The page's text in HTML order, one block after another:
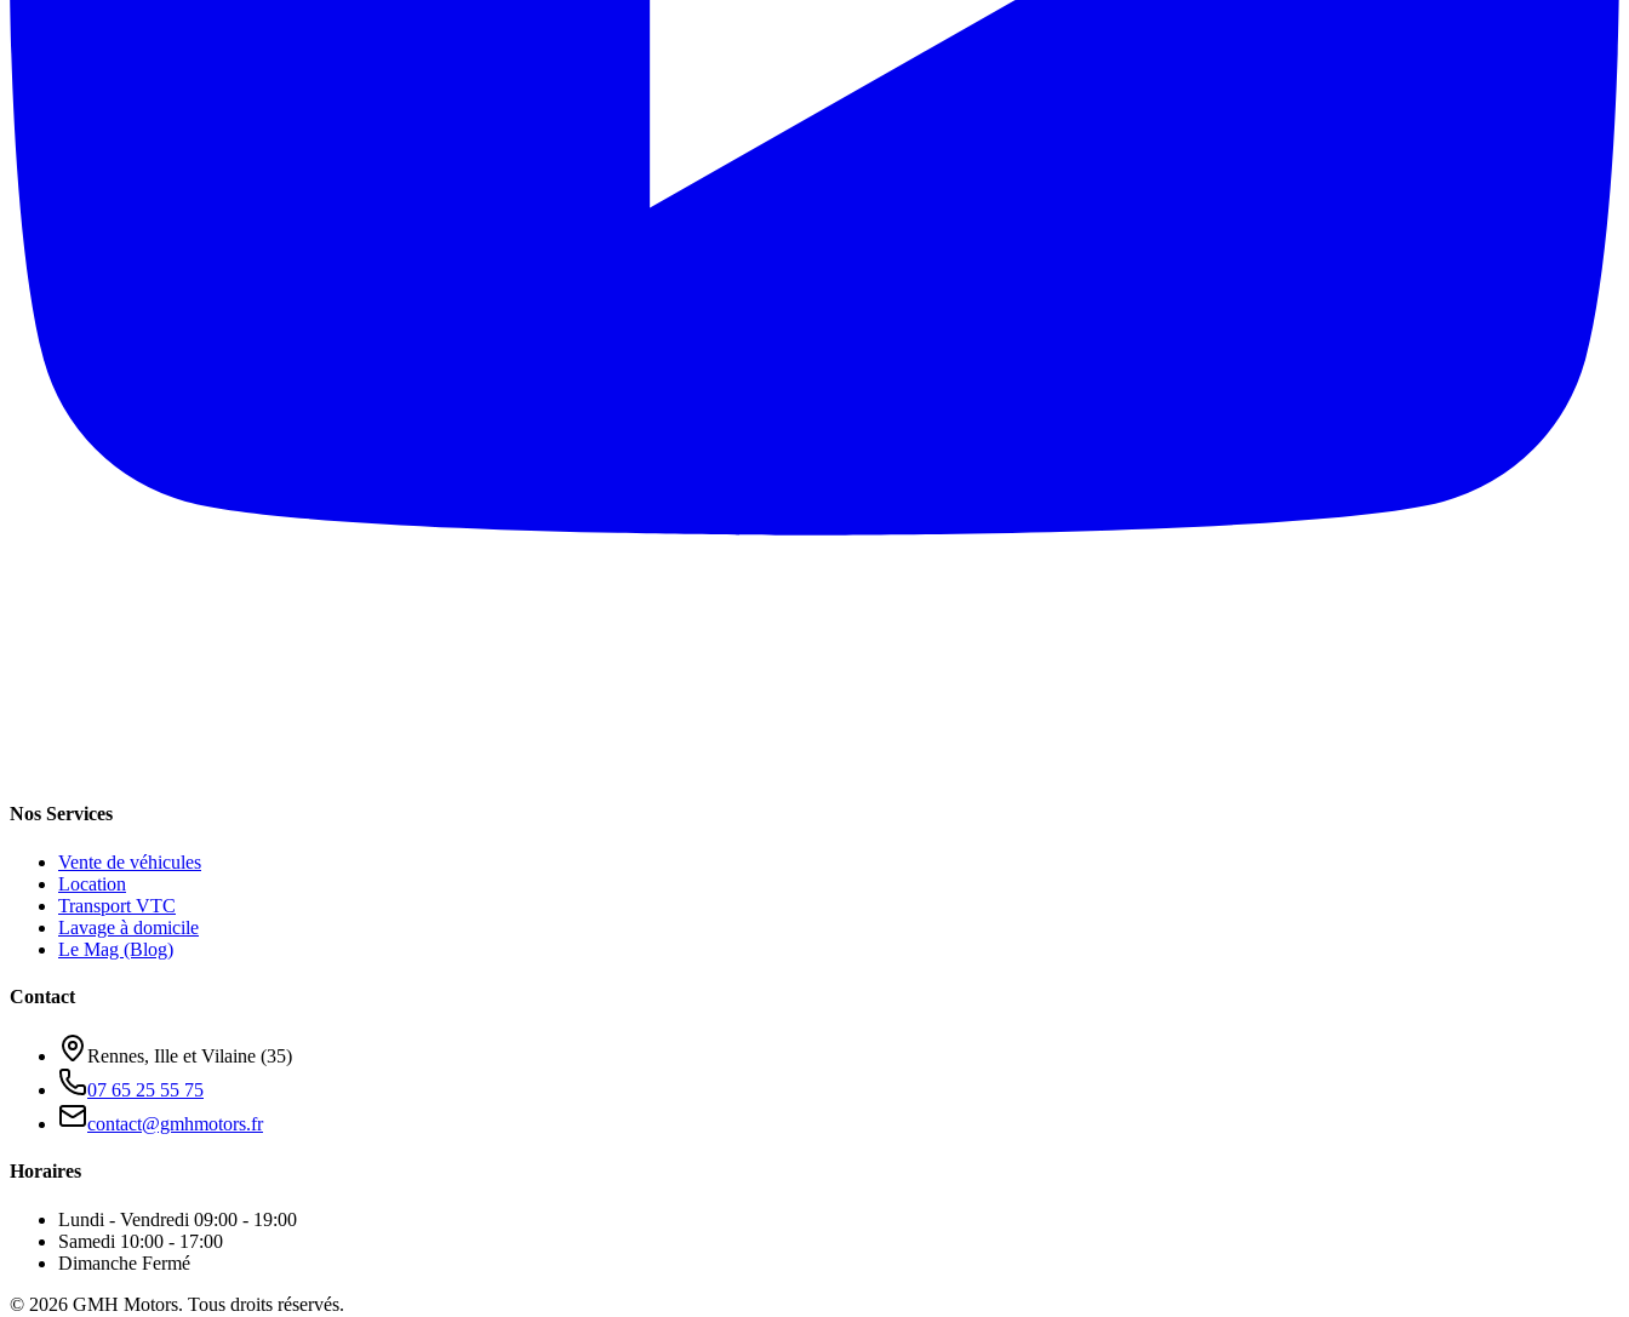
Nos Services
Vente de véhicules
Location
Transport VTC
Lavage à domicile
Le Mag (Blog)
Contact
Rennes, Ille et Vilaine (35)
07 65 25 55 75
contact@gmhmotors.fr
Horaires
Lundi - Vendredi 09:00 - 19:00
Samedi 10:00 - 17:00
Dimanche Fermé
© 2026 GMH Motors. Tous droits réservés.